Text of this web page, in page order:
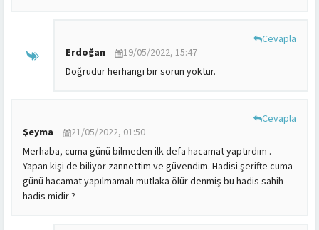
Erdoğan
19/05/2022, 15:47
Doğrudur herhangi bir sorun yoktur.
Cevapla
Şeyma
21/05/2022, 01:50
Merhaba, cuma günü bilmeden ilk defa hacamat yaptırdım .
Yapan kişi de biliyor zannettim ve güvendim. Hadisi şerifte cuma
günü hacamat yapılmamalı mutlaka ölür denmiş bu hadis sahih
hadis midir ?
Cevapla